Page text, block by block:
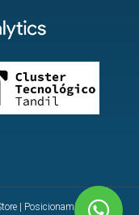
Posicionamiento en